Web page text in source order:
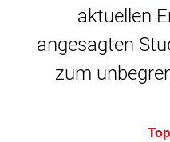
aktuellen
angesagten
zum